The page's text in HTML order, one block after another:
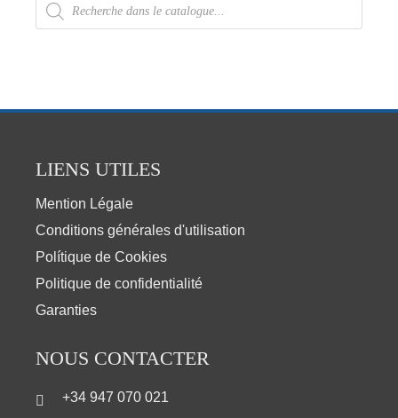
LIENS UTILES
Mention Légale
Conditions générales d'utilisation
Polítique de Cookies
Politique de confidentialité
Garanties
NOUS CONTACTER
+34 947 070 021